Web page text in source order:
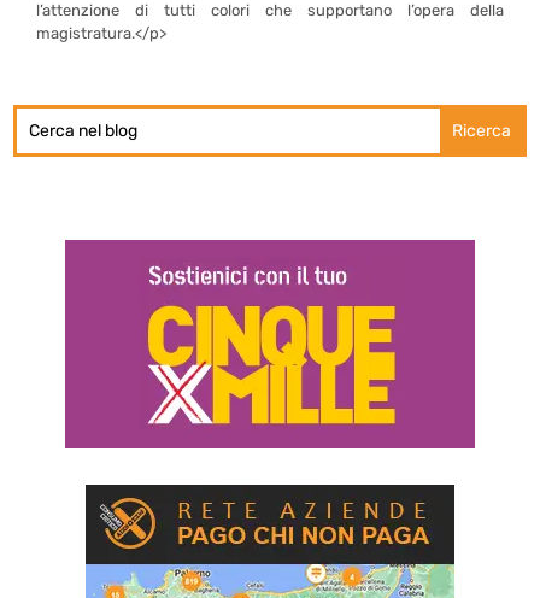
l’attenzione di tutti colori che supportano l’opera della
magistratura.</p>